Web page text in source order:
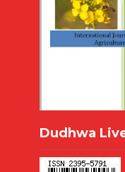
Dudhwa